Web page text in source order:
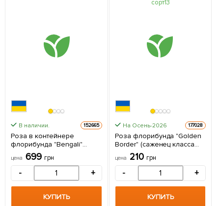
В наличии. 152665
Роза в контейнере
флорибунда "Bengali"
(саженец класса АА+) 1
саженец в упаковке
цена 699 грн
- +
КУПИТЬ
На Осень-2026 177028
Роза флорибунда "Golden
Border" (саженец класса
АА+) высший сорт 1
саженец в упаковке
цена 210 грн
- +
КУПИТЬ